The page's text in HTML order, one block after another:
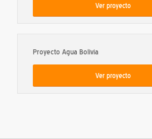
Ver proyecto
Proyecto Agua Bolivia
Ver proyecto